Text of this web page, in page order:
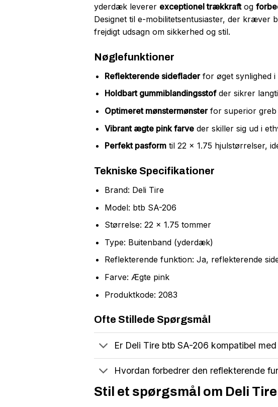
yderdæk leverer exceptionel trækkraftog
Designet til e-mobilitetsentusiaster, der
frejdigt udsagn om sikkerhed og stil.
Nøglefunktioner
Reflekterende sidefladerfor øget synlighed i
Holdbart gummiblandingsstofder sikrer
Optimeret mønstermønsterfor superior greb
Vibrant ægte pink farveder skiller sig ud i
Perfekt pasformtil 22 x 1.75 hjulstørrelser,
Tekniske Specifikationer
Brand: Deli Tire
Model: btb SA-206
Størrelse: 22 x 1.75 tommer
Type: Buitenband (yderdæk)
Reflekterende funktion: Ja, reflekterende
Farve: Ægte pink
Produktkode: 2083
Ofte Stillede Spørgsmål
Er Deli Tire btb SA-206 kompatibel
Hvordan forbedrer den reflekterende
Stil et spørgsmål om Deli